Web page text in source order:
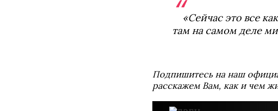
«Сейчас это все
там на самом деле
Подпишитесь на наш
расскажем Вам, как и чем